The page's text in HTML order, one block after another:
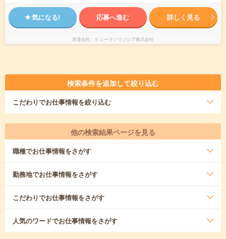
気になる! 応募へ進む 詳しく見る
派遣会社 ヒューマンリソシア株式会社
検索条件を追加して絞り込む
こだわりでお仕事情報を絞り込む
他の検索結果ページを見る
職種でお仕事情報をさがす
勤務地でお仕事情報をさがす
こだわりでお仕事情報をさがす
人気のワードでお仕事情報をさがす